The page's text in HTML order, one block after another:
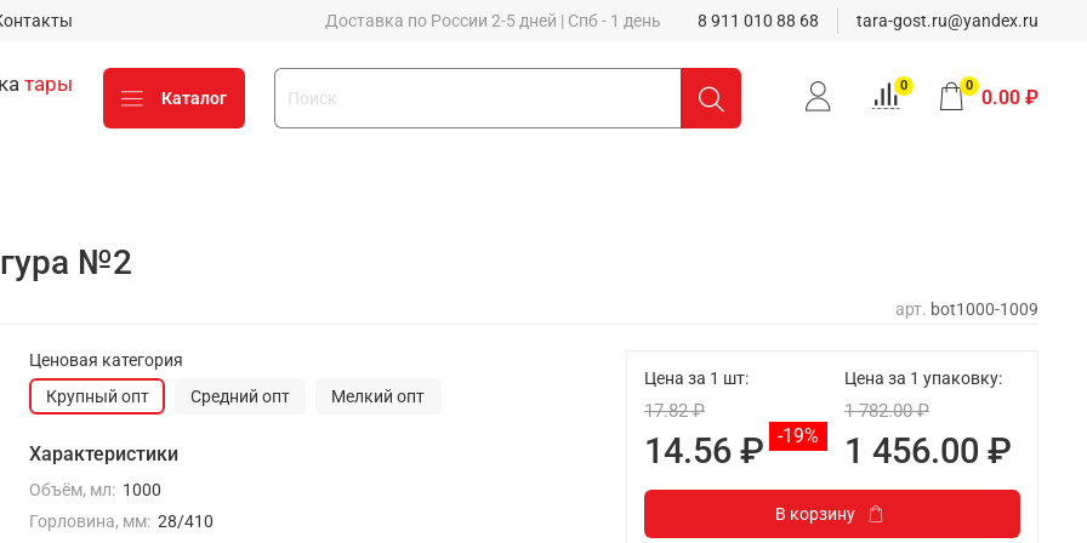
Доставка по России 2-5 дней | Спб - 1 день 8 911 010 88 68 tara-gost.ru@yandex.ru
тары
у вашего менеджера
Оценить заказ и
можно на Яндексе
Каталог
0 0 0.00 ₽
№2
арт. bot1000-1009
Ценовая категория
Крупный опт
Средний опт Мелкий опт
Характеристики
Объём, мл: 1000
Горловина, мм: 28/410
Цена за 1 шт:
17.82 ₽
14.56 ₽ -19%
Цена за 1 упаковку:
1 782.00 ₽
1 456.00 ₽
В корзину